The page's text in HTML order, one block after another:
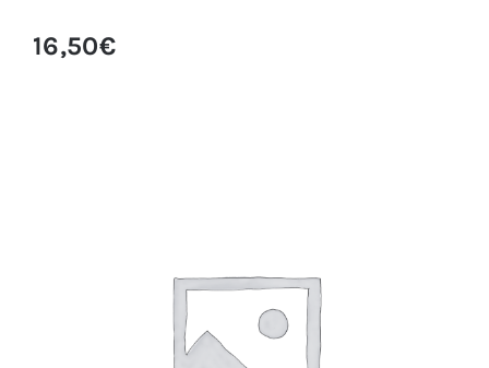
16,50€
CAJA 100 CUCHILLAS DESECHABLES 2
HOJA UP